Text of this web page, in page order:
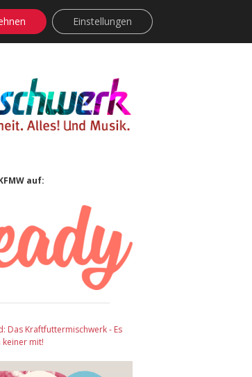
rss soundcloud
vimeoBluesky
auf:
Das Kraftfuttermischwerk - Es
keiner mit!
Einstellungen